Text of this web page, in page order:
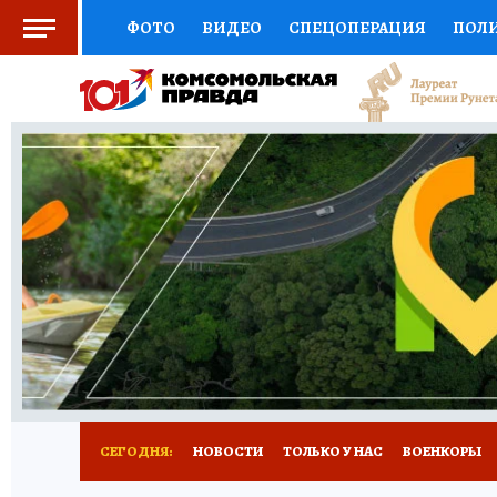
ФОТО ВИДЕО СПЕЦОПЕРАЦИЯ
СОЦПОДДЕРЖКА НАУКА СПЕЦПРОЕКТЫ
НАЦИОНАЛЬНЫЕ ПРОЕКТЫ РОССИИ
ЖЕНСКИЕ СЕКРЕТЫ ПУТЕВОДИТЕЛЬ
ДЕФИЦИТ ЖЕЛЕЗА ПРЕСС-ЦЕНТР
РЕКЛАМА ТЕСТЫ НОВОЕ НА САЙТЕ
СЕГОДНЯ: НОВОСТИ ТОЛЬКО У НАС ВОЕНКОРЫ